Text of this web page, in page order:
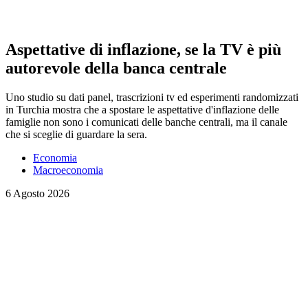
Aspettative di inflazione, se la TV è più
autorevole della banca centrale
Uno studio su dati panel, trascrizioni tv ed esperimenti randomizzati
in Turchia mostra che a spostare le aspettative d'inflazione delle
famiglie non sono i comunicati delle banche centrali, ma il canale
che si sceglie di guardare la sera.
Economia
Macroeconomia
6 Agosto 2026